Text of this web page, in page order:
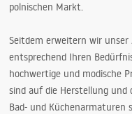
polnischen Markt.
Seitdem erweitern wir unser
entsprechend Ihren
hochwertige und modische
sind auf die Herstellung und
Bad- und Küchenarmaturen